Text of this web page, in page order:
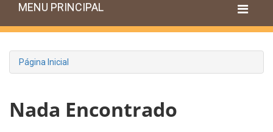
MENU PRINCIPAL
Página Inicial
Nada Encontrado